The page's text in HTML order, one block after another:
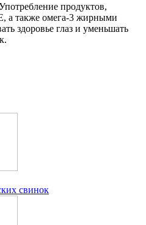
продуктов,
а также омега-3 жирными
здоровье глаз и уменьшать
свинок